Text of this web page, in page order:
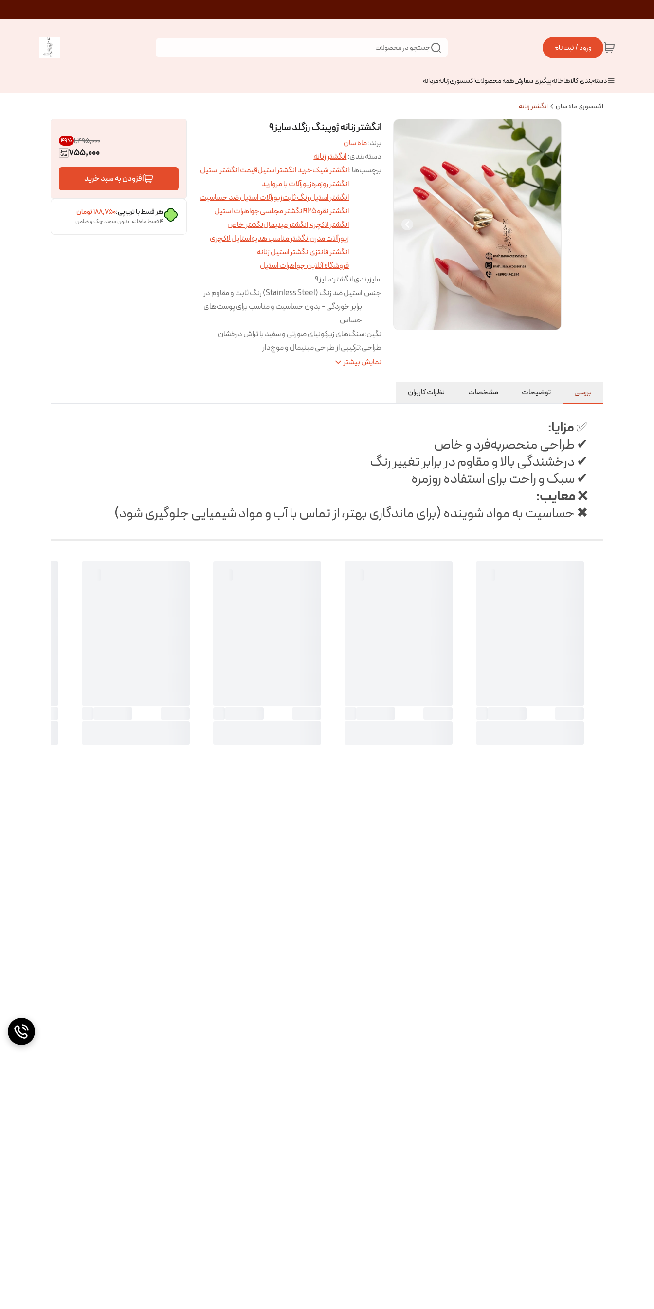
ورود / ثبت نام جستجو در محصولات
دسته‌بندی کالاهاخانهپیگیری سفارشهمه محصولاتاکسسوریزنانهمردانه
اکسسوری ماه سان انگشتر زنانه
انگشتر زنانه ژوپینگ رزگلد سایز9
برند:ماه سان
دسته‌بندی:انگشتر زنانه
برچسب‌ها :انگشتر شیکخرید انگشتر استیلقیمت انگشتر استیل
انگشتر روزمرهزیورآلات با مروارید
انگشتر استیل رنگ ثابتزیورآلات استیل ضد حساسیت
انگشتر نقره925
انگشتر مجلسیجواهرات استیل
انگشتر لاکچریانگشتر مینیمالنگشتر خاص
زیورآلات مدرنانگشتر مناسب هدیهاستایل لاکچری
انگشتر فانتزیانگشتر استیل زنانه
فروشگاه آنلاین جواهرات استیل
سایزبندی انگشتر:سایز9
جنس:
استیل ضد زنگ (Stainless Steel) رنگ ثابت و مقاوم در
برابر خوردگی - بدون حساسیت و مناسب برای پوست‌های
حساس
نگین:سنگ‌های زیرکونیای صورتی و سفید با تراش درخشان
طراحی:ترکیبی از طراحی مینیمال و موج‌دار
مناسب برای:استفاده روزانه و استایل‌های خاص و شیک
مراقبتی:
شود
نمایش بیشتر
۱٬۴۹۵٬۰۰۰ 49%
755,000
افزودن به سبد خرید
هر قسط با ترب‌پی:۱۸۸٬۷۵۰تومان
۴ قسط ماهانه. بدون سود، چک و ضامن.
بررسی توضیحات مشخصات نظرات کاربران
✅مزایا:
✔ طراحی منحصر‌به‌فرد و خاص
✔ درخشندگی بالا و مقاوم در برابر تغییر رنگ
✔ سبک و راحت برای استفاده روزمره
❌معایب:
✖ حساسیت به مواد شوینده (برای ماندگاری بهتر، از تماس با آب و مواد شیمیایی جلوگیری شود)